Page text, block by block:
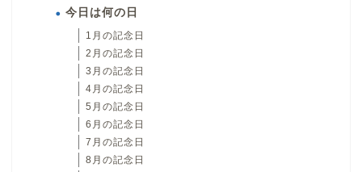
今日は何の日
1月の記念日
2月の記念日
3月の記念日
4月の記念日
5月の記念日
6月の記念日
7月の記念日
8月の記念日